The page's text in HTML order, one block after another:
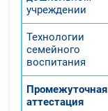
учреждении
Технологии
семейного
воспитания
Промежуточная
аттестация